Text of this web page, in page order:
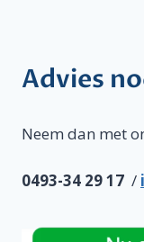
Advies
Neem dan met
0493-34 29 17 /